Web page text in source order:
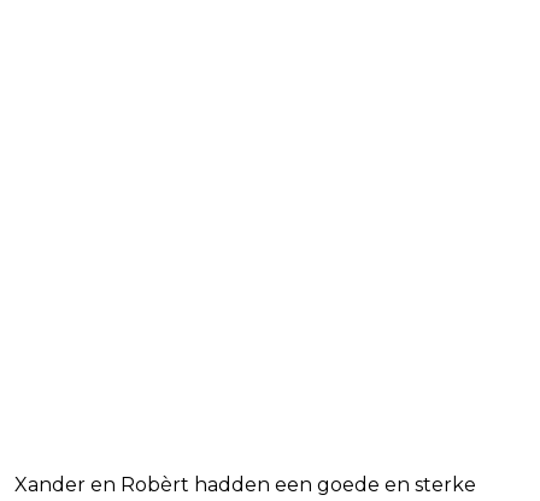
Xander en Robèrt hadden een goede en sterke